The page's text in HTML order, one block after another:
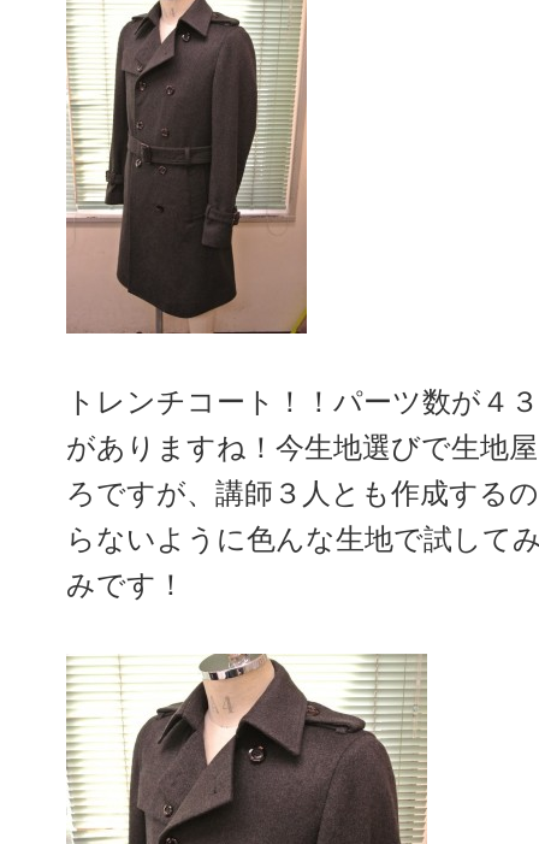
トレンチコート！！パーツ数が４
がありますね！今生地選びで生地
ろですが、講師３人とも作成する
らないように色んな生地で試して
みです！